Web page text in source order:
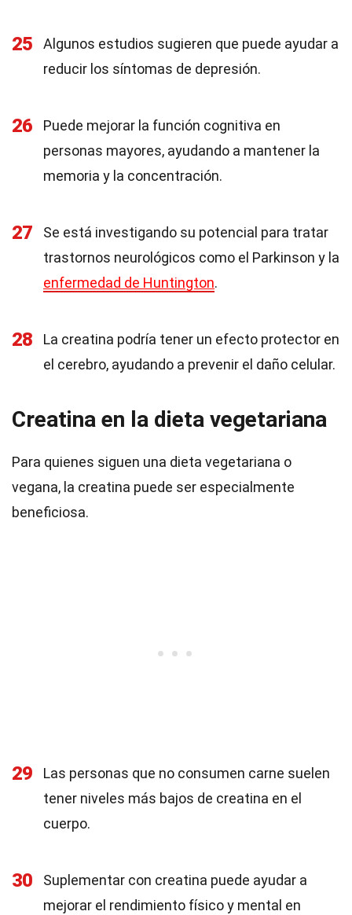
25
Algunos estudios sugieren que puede ayudar a
reducir los síntomas de depresión.
26
Puede mejorar la función cognitiva en
personas mayores, ayudando a mantener la
memoria y la concentración.
27
Se está investigando su potencial para tratar
trastornos neurológicos como el Parkinson y la
enfermedad de Huntington.
28
La creatina podría tener un efecto protector en
el cerebro, ayudando a prevenir el daño celular.
Creatina en la dieta vegetariana
Para quienes siguen una dieta vegetariana o
vegana, la creatina puede ser especialmente
beneficiosa.
29
Las personas que no consumen carne suelen
tener niveles más bajos de creatina en el
cuerpo.
30
Suplementar con creatina puede ayudar a
mejorar el rendimiento físico y mental en